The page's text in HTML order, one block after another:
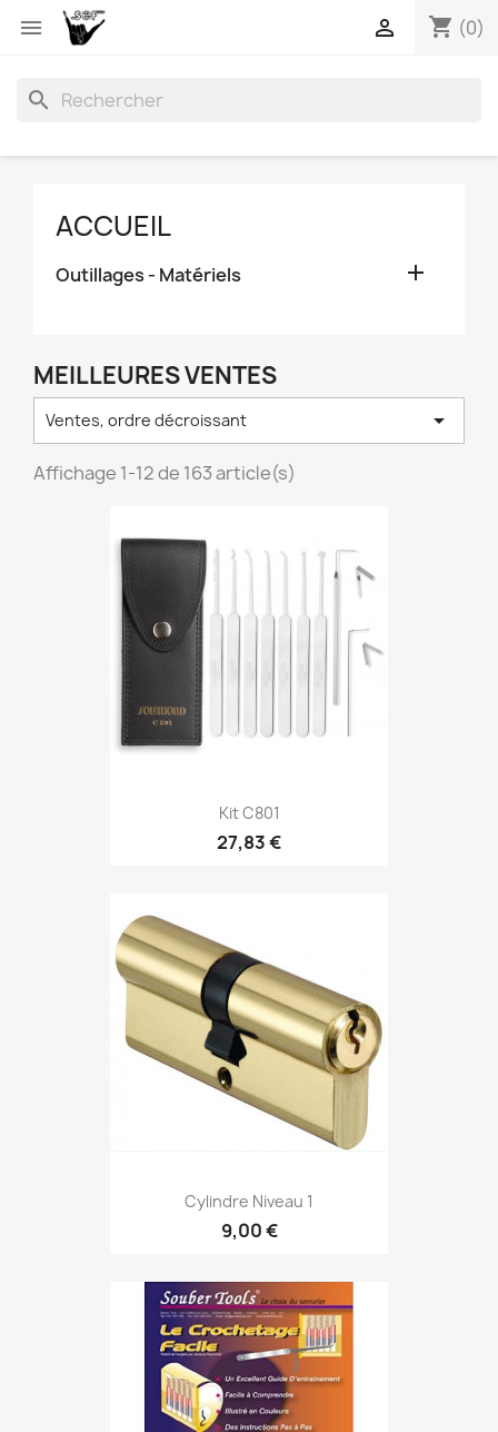
 shopping_cart (0)

search
ACCUEIL
Outillages - Matériels 
MEILLEURES VENTES
Ventes, ordre décroissant 
Affichage 1-12 de 163 article(s)
Kit C801
27,83 €
Cylindre Niveau 1
9,00 €